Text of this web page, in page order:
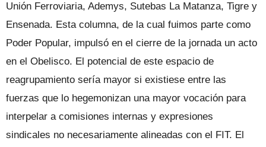
Unión Ferroviaria, Ademys, Sutebas La Matanza, Tigre y
Ensenada. Esta columna, de la cual fuimos parte como
Poder Popular, impulsó en el cierre de la jornada un acto
en el Obelisco. El potencial de este espacio de
reagrupamiento sería mayor si existiese entre las
fuerzas que lo hegemonizan una mayor vocación para
interpelar a comisiones internas y expresiones
sindicales no necesariamente alineadas con el FIT. El